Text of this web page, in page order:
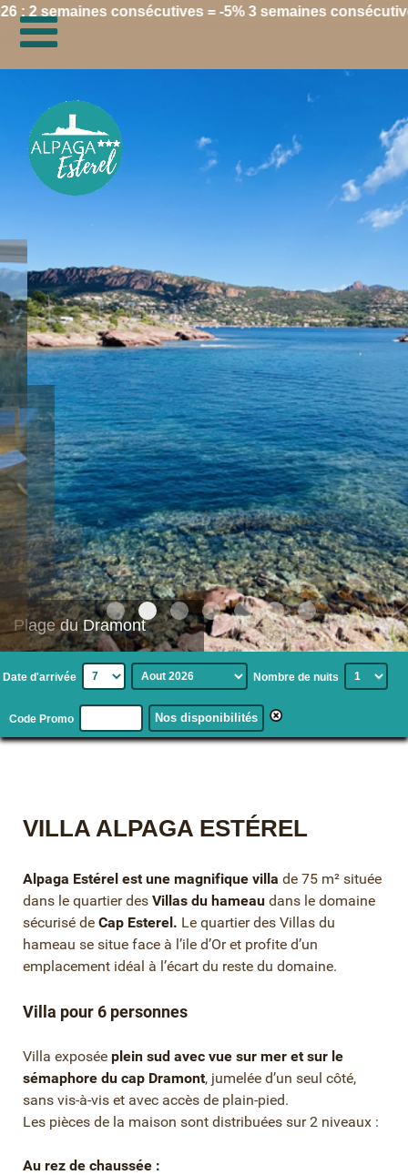
consécutives = -5% 3 semaines consécutives = -10%,
Plage du Dramont
Terrasse principale, vue mer
Date d'arrivée Nombre de nuits
Code Promo
VILLA ALPAGA ESTÉREL
Alpaga Estérel est une magnifique villa de 75 m² située
dans le quartier des Villas du hameau dans le domaine
sécurisé de Cap Esterel. Le quartier des Villas du
hameau se situe face à l’ile d’Or et profite d’un
emplacement idéal à l’écart du reste du domaine.
Villa pour 6 personnes
Villa exposée plein sud avec vue sur mer et sur le
sémaphore du cap Dramont, jumelée d’un seul côté,
sans vis-à-vis et avec accès de plain-pied.
Les pièces de la maison sont distribuées sur 2 niveaux :
Au rez de chaussée :